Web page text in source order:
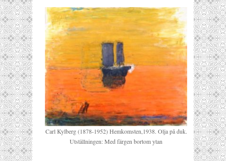
Carl Kylberg (1878-1952) Hemkomsten,1938. Olja på duk.
Utställningen: Med färgen bortom ytan